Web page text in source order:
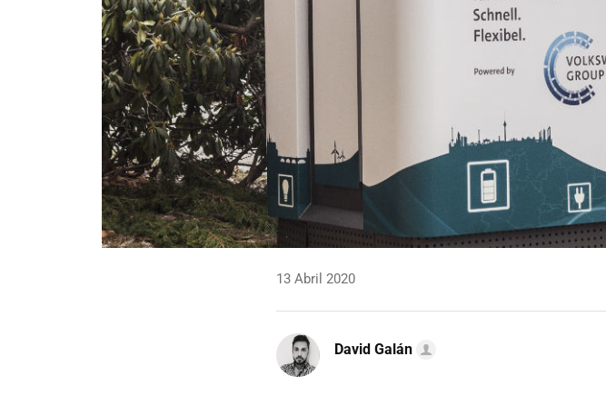
13 Abril 2020
David Galán